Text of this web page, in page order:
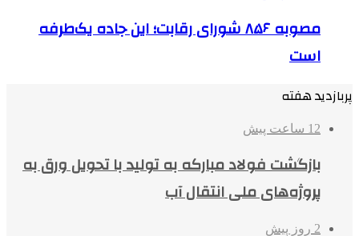
مصوبه ۸۵۶ شورای رقابت؛ این جاده یک‌طرفه
است
پربازدید هفته
12 ساعت پیش
بازگشت فولاد مبارکه به تولید با تحویل ورق به
پروژه‌های ملی انتقال آب
2 روز پیش